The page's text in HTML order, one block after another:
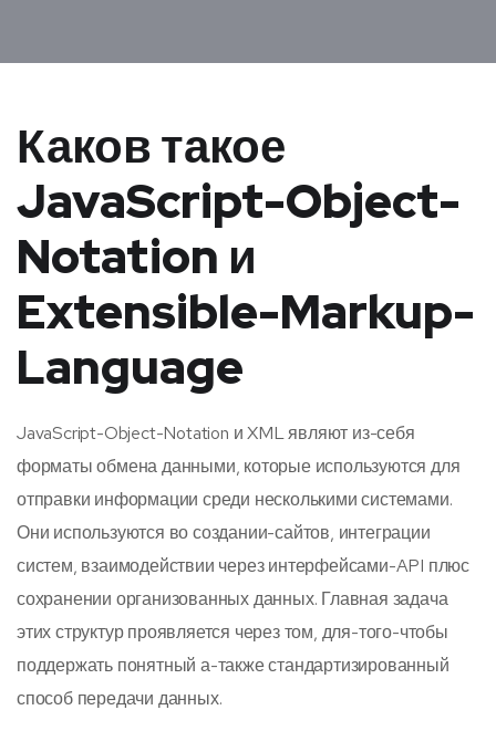
Каков такое
JavaScript-Object-
Notation и
Extensible-Markup-
Language
JavaScript-Object-Notation и XML являют из-себя
форматы обмена данными, которые используются для
отправки информации среди несколькими системами.
Они используются во создании-сайтов, интеграции
систем, взаимодействии через интерфейсами-API плюс
сохранении организованных данных. Главная задача
этих структур проявляется через том, для-того-чтобы
поддержать понятный а-также стандартизированный
способ передачи данных.